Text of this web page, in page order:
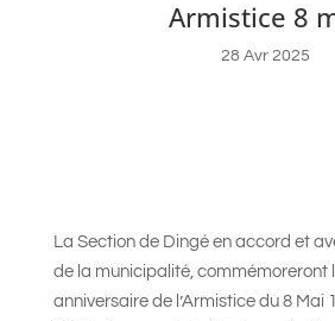
Armistice 8
28 Avr 2025
La Section de Dingé en accord et
de la municipalité, commémoreront
anniversaire de l’Armistice du 8 Mai